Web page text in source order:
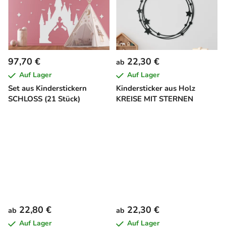
Set aus Kinderstickern
SCHLOSS (21 Stück)
97,70 €
Auf Lager
Kindersticker aus Holz
KREISE MIT STERNEN
ab 22,30 €
Auf Lager
ab 22,80 €
Auf Lager
ab 22,30 €
Auf Lager